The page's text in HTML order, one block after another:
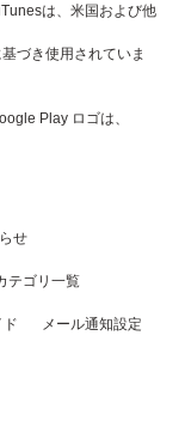
は、米国および他
づき使用されていま
Play ロゴは、
せ
テゴリ一覧
ド メール通知設定